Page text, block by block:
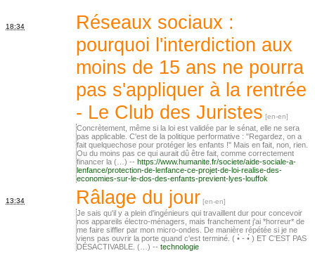
18:34
Réseaux sociaux :
pourquoi l'interdiction aux
moins de 15 ans ne pourra
pas s'appliquer à la rentrée
- Le Club des Juristes
Concrètement, même si la loi est validée par le sénat, elle ne sera
pas applicable. C'est de la politique performative : "Regardez, on a
fait quelquechose pour protéger les enfants !" Mais en fait, non, rien.
Ou du moins pas ce qui aurait dû être fait, comme correctement
financer la (…) -- https://www.humanite.fr/societe/aide-sociale-a-
lenfance/protection-de-lenfance-ce-projet-de-loi-realise-des-
economies-sur-le-dos-des-enfants-previent-lyes-louffok
13:34 Râlage du jour
Je sais qu'il y a plein d'ingénieurs qui travaillent dur pour concevoir
nos appareils électro-ménagers, mais franchement j'ai *horreur* de
me faire siffler par mon micro-ondes. De manière répétée si je ne
viens pas ouvrir la porte quand c'est terminé. ( •̀ - •́ ) ET C'EST PAS
DÉSACTIVABLE. (…) -- technologie